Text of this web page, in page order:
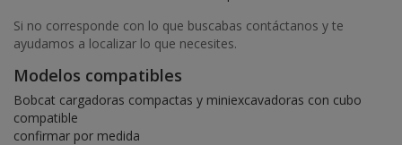
Si no corresponde con lo que buscabas contáctanos y te
ayudamos a localizar lo que necesites.
Modelos compatibles
Bobcat cargadoras compactas y miniexcavadoras con cubo
compatible
confirmar por medida